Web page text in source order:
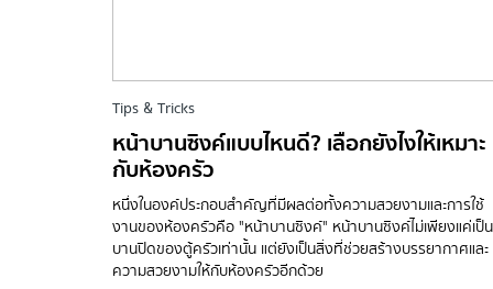
Tips & Tricks
หน้าบานซิงค์แบบไหนดี? เลือกยังไงให้เหมาะ
กับห้องครัว
หนึ่งในองค์ประกอบสำคัญที่มีผลต่อทั้งความสวยงามและการใช้
งานของห้องครัวคือ "หน้าบานซิงค์" หน้าบานซิงค์ไม่เพียงแค่เป็น
บานปิดของตู้ครัวเท่านั้น แต่ยังเป็นสิ่งที่ช่วยสร้างบรรยากาศและ
ความสวยงามให้กับห้องครัวอีกด้วย